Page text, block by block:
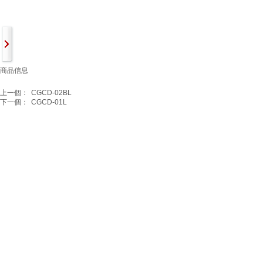
商品信息
上一個：
CGCD-02BL
下一個：
CGCD-01L